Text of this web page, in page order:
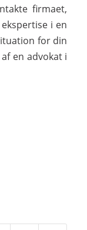
firmaet,
i en
for din
en advokat i